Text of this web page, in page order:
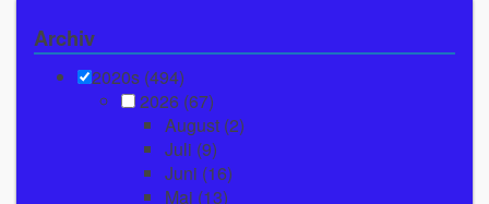
Archiv
2020s (494)
2026 (67)
August (2)
Juli (9)
Juni (16)
Mai (13)